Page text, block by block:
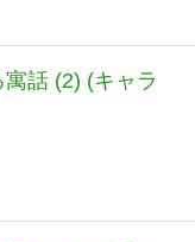
話 (2) (キャラ